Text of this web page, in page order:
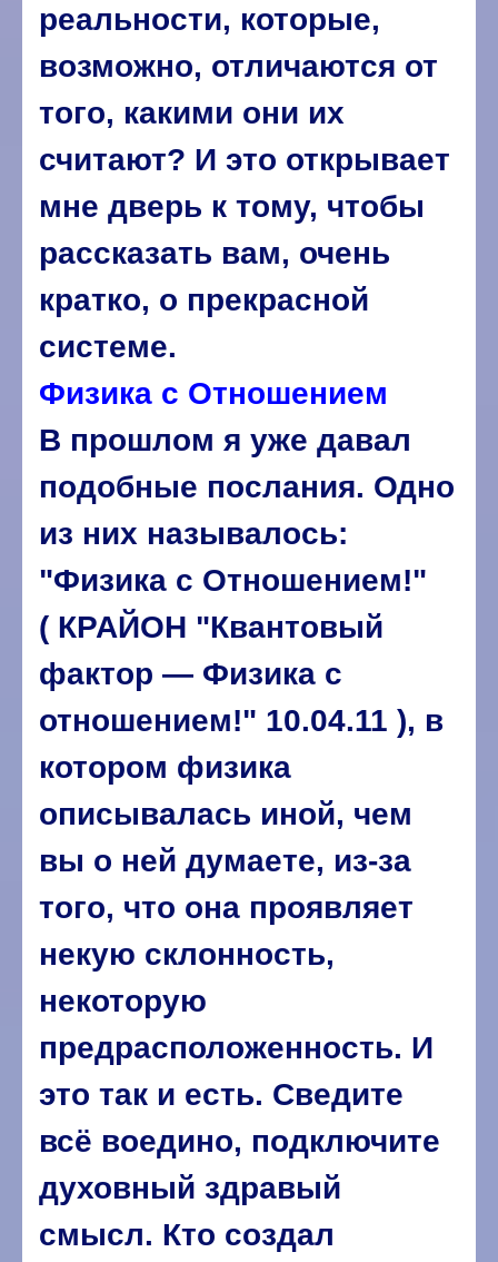
реальности, которые,
возможно, отличаются от
того, какими они их
считают? И это открывает
мне дверь к тому, чтобы
рассказать вам, очень
кратко, о прекрасной
системе.
Физика с Отношением
В прошлом я уже давал
подобные послания. Одно
из них называлось:
"Физика с Отношением!"
( КРАЙОН "Квантовый
фактор — Физика с
отношением!" 10.04.11 ), в
котором физика
описывалась иной, чем
вы о ней думаете, из-за
того, что она проявляет
некую склонность,
некоторую
предрасположенность. И
это так и есть. Сведите
всё воедино, подключите
духовный здравый
смысл. Кто создал